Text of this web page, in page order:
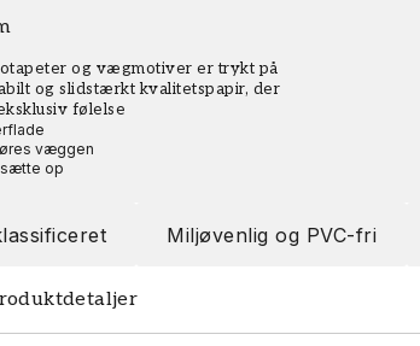
og vægmotiver er trykt på
og slidstærkt kvalitetspapir, der
følelse
væggen
op
Miljøvenlig og PVC-fri